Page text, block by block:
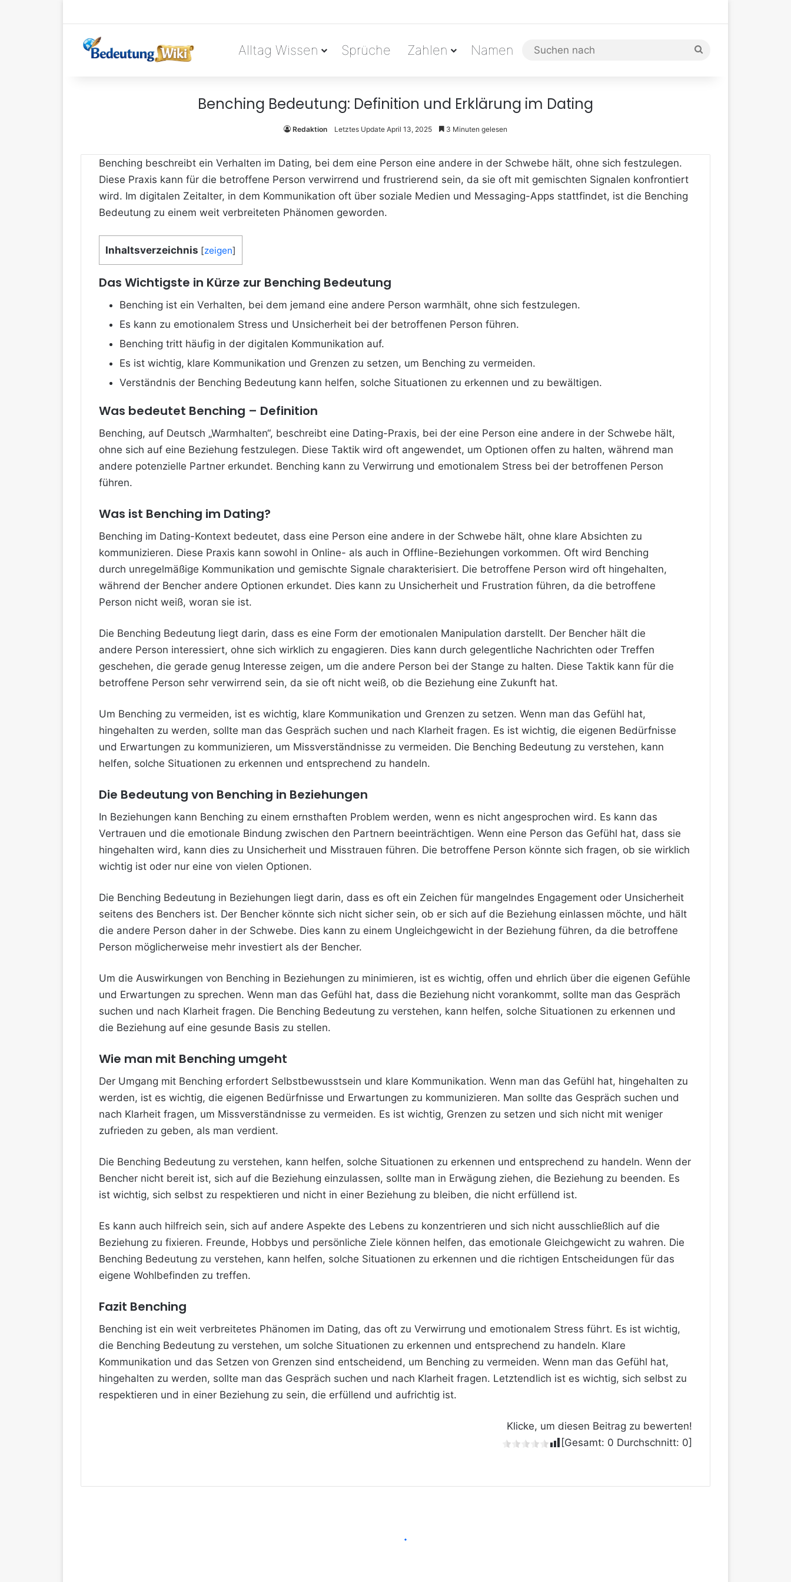
Alltag Wissen Sprüche Zahlen Namen
Benching Bedeutung: Definition und Erklärung im Dating
Redaktion Letztes Update April 13, 2025 3 Minuten gelesen
Benching beschreibt ein Verhalten im Dating, bei dem eine Person eine andere in der Schwebe hält, ohne sich festzulegen.
Diese Praxis kann für die betroffene Person verwirrend und frustrierend sein, da sie oft mit gemischten Signalen konfrontiert
wird. Im digitalen Zeitalter, in dem Kommunikation oft über soziale Medien und Messaging-Apps stattfindet, ist die Benching
Bedeutung zu einem weit verbreiteten Phänomen geworden.
Inhaltsverzeichnis [zeigen]
Das Wichtigste in Kürze zur Benching Bedeutung
Benching ist ein Verhalten, bei dem jemand eine andere Person warmhält, ohne sich festzulegen.
Es kann zu emotionalem Stress und Unsicherheit bei der betroffenen Person führen.
Benching tritt häufig in der digitalen Kommunikation auf.
Es ist wichtig, klare Kommunikation und Grenzen zu setzen, um Benching zu vermeiden.
Verständnis der Benching Bedeutung kann helfen, solche Situationen zu erkennen und zu bewältigen.
Was bedeutet Benching – Definition
Benching, auf Deutsch „Warmhalten“, beschreibt eine Dating-Praxis, bei der eine Person eine andere in der Schwebe hält,
ohne sich auf eine Beziehung festzulegen. Diese Taktik wird oft angewendet, um Optionen offen zu halten, während man
andere potenzielle Partner erkundet. Benching kann zu Verwirrung und emotionalem Stress bei der betroffenen Person
führen.
Was ist Benching im Dating?
Benching im Dating-Kontext bedeutet, dass eine Person eine andere in der Schwebe hält, ohne klare Absichten zu
kommunizieren. Diese Praxis kann sowohl in Online- als auch in Offline-Beziehungen vorkommen. Oft wird Benching
durch unregelmäßige Kommunikation und gemischte Signale charakterisiert. Die betroffene Person wird oft hingehalten,
während der Bencher andere Optionen erkundet. Dies kann zu Unsicherheit und Frustration führen, da die betroffene
Person nicht weiß, woran sie ist.
Die Benching Bedeutung liegt darin, dass es eine Form der emotionalen Manipulation darstellt. Der Bencher hält die
andere Person interessiert, ohne sich wirklich zu engagieren. Dies kann durch gelegentliche Nachrichten oder Treffen
geschehen, die gerade genug Interesse zeigen, um die andere Person bei der Stange zu halten. Diese Taktik kann für die
betroffene Person sehr verwirrend sein, da sie oft nicht weiß, ob die Beziehung eine Zukunft hat.
Um Benching zu vermeiden, ist es wichtig, klare Kommunikation und Grenzen zu setzen. Wenn man das Gefühl hat,
hingehalten zu werden, sollte man das Gespräch suchen und nach Klarheit fragen. Es ist wichtig, die eigenen Bedürfnisse
und Erwartungen zu kommunizieren, um Missverständnisse zu vermeiden. Die Benching Bedeutung zu verstehen, kann
helfen, solche Situationen zu erkennen und entsprechend zu handeln.
Die Bedeutung von Benching in Beziehungen
In Beziehungen kann Benching zu einem ernsthaften Problem werden, wenn es nicht angesprochen wird. Es kann das
Vertrauen und die emotionale Bindung zwischen den Partnern beeinträchtigen. Wenn eine Person das Gefühl hat, dass sie
hingehalten wird, kann dies zu Unsicherheit und Misstrauen führen. Die betroffene Person könnte sich fragen, ob sie wirklich
wichtig ist oder nur eine von vielen Optionen.
Die Benching Bedeutung in Beziehungen liegt darin, dass es oft ein Zeichen für mangelndes Engagement oder Unsicherheit
seitens des Benchers ist. Der Bencher könnte sich nicht sicher sein, ob er sich auf die Beziehung einlassen möchte, und hält
die andere Person daher in der Schwebe. Dies kann zu einem Ungleichgewicht in der Beziehung führen, da die betroffene
Person möglicherweise mehr investiert als der Bencher.
Um die Auswirkungen von Benching in Beziehungen zu minimieren, ist es wichtig, offen und ehrlich über die eigenen Gefühle
und Erwartungen zu sprechen. Wenn man das Gefühl hat, dass die Beziehung nicht vorankommt, sollte man das Gespräch
suchen und nach Klarheit fragen. Die Benching Bedeutung zu verstehen, kann helfen, solche Situationen zu erkennen und
die Beziehung auf eine gesunde Basis zu stellen.
Wie man mit Benching umgeht
Der Umgang mit Benching erfordert Selbstbewusstsein und klare Kommunikation. Wenn man das Gefühl hat, hingehalten zu
werden, ist es wichtig, die eigenen Bedürfnisse und Erwartungen zu kommunizieren. Man sollte das Gespräch suchen und
nach Klarheit fragen, um Missverständnisse zu vermeiden. Es ist wichtig, Grenzen zu setzen und sich nicht mit weniger
zufrieden zu geben, als man verdient.
Die Benching Bedeutung zu verstehen, kann helfen, solche Situationen zu erkennen und entsprechend zu handeln. Wenn der
Bencher nicht bereit ist, sich auf die Beziehung einzulassen, sollte man in Erwägung ziehen, die Beziehung zu beenden. Es
ist wichtig, sich selbst zu respektieren und nicht in einer Beziehung zu bleiben, die nicht erfüllend ist.
Es kann auch hilfreich sein, sich auf andere Aspekte des Lebens zu konzentrieren und sich nicht ausschließlich auf die
Beziehung zu fixieren. Freunde, Hobbys und persönliche Ziele können helfen, das emotionale Gleichgewicht zu wahren. Die
Benching Bedeutung zu verstehen, kann helfen, solche Situationen zu erkennen und die richtigen Entscheidungen für das
eigene Wohlbefinden zu treffen.
Fazit Benching
Benching ist ein weit verbreitetes Phänomen im Dating, das oft zu Verwirrung und emotionalem Stress führt. Es ist wichtig,
die Benching Bedeutung zu verstehen, um solche Situationen zu erkennen und entsprechend zu handeln. Klare
Kommunikation und das Setzen von Grenzen sind entscheidend, um Benching zu vermeiden. Wenn man das Gefühl hat,
hingehalten zu werden, sollte man das Gespräch suchen und nach Klarheit fragen. Letztendlich ist es wichtig, sich selbst zu
respektieren und in einer Beziehung zu sein, die erfüllend und aufrichtig ist.
Klicke, um diesen Beitrag zu bewerten!
[Gesamt: 0 Durchschnitt: 0]